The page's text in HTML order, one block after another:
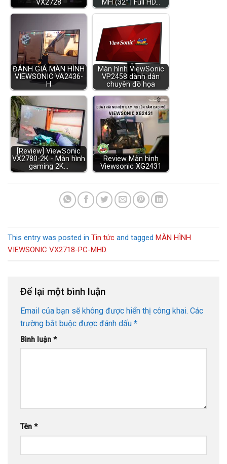
VX2728 MH (32" | Full HD…
ĐÁNH GIÁ MÀN HÌNH
VIEWSONIC VA2436-
H
Màn hình ViewSonic
VP2458 dành dân
chuyên đồ họa
[Review] ViewSonic
VX2780-2K - Màn hình
gaming 2K…
Review Màn hình
Viewsonic XG2431
This entry was posted in Tin tức and tagged MÀN HÌNH
VIEWSONIC VX2718-PC-MHD.
Để lại một bình luận
Email của bạn sẽ không được hiển thị công khai. Các
trường bắt buộc được đánh dấu *
Bình luận *
Tên *